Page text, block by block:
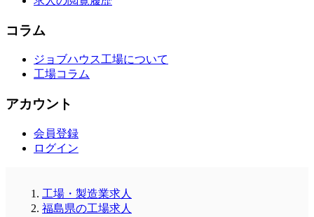
コラム
ジョブハウス工場について
工場コラム
アカウント
会員登録
ログイン
工場・製造業求人
福島県の工場求人